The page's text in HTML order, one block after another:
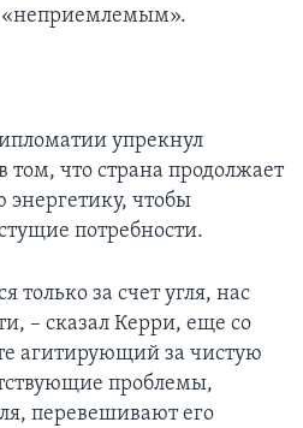
«неприемлемым».
упрекнул
том, что страна продолжает
энергетику, чтобы
потребности.
только за счет угля, нас
– сказал Керри, еще со
агитирующий за чистую
проблемы,
перевешивают его